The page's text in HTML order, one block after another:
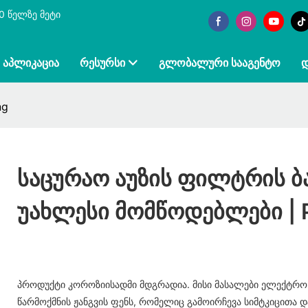
წელზე მეტი
ᲐᲞᲚᲘᲙᲐᲪᲘᲐ ᲠᲔᲡᲣᲠᲡᲘ ᲒᲚᲝᲑᲐᲚᲣᲠᲘ ᲡᲐᲐᲒᲔᲜᲢᲝ
Საცურაო Აუზის Ფილტრის
Უახლესი Მომწოდებლები |
პროდუქტი კოროზიისადმი მდგრადია. მისი მასალები ელექტრო
წარმოქმნის ჟანგვის ფენს, რომელიც გამოირჩევა სიმტკიცითა